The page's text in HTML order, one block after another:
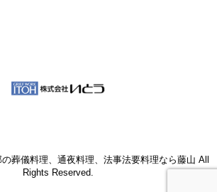
葬儀料理、通夜料理、法事法要料理なら藤山 All
Rights Reserved.